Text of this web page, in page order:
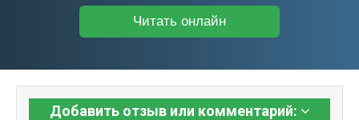
Читать онлайн
Добавить отзыв или комментарий: